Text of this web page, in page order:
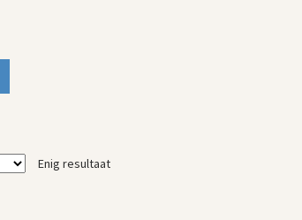
Enig resultaat